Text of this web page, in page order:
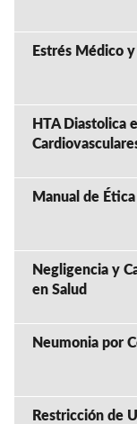
Estrés Médico
HTA Diastolica
Manual de
Negligencia y
en Salud
Neumonia por
Restricción de